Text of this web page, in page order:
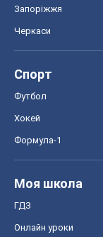
Запоріжжя
Черкаси
Спорт
Футбол
Хокей
Формула-1
Моя школа
ГДЗ
Онлайн уроки